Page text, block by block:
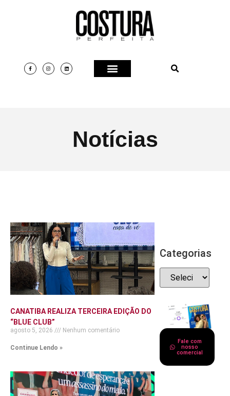
Notícias
CANATIBA REALIZA TERCEIRA EDIÇÃO DO
“BLUE CLUB”
agosto 5, 2026 Nenhum comentário
Continue Lendo »
Categorias
Fale com
nosso
comercial